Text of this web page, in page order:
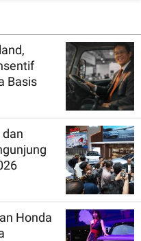
Basis
Honda